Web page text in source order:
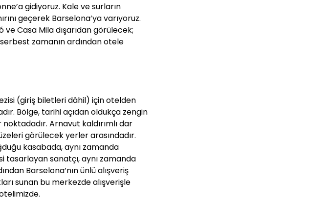
gidiyoruz. Kale ve surların
geçerek Barselona’ya varıyoruz.
Casa Mila dışarıdan görülecek;
zamanın ardından otele
(giriş biletleri dâhil) için otelden
Bölge, tarihi açıdan oldukça zengin
Arnavut kaldırımlı dar
görülecek yerler arasındadır.
kasabada, aynı zamanda
tasarlayan sanatçı, aynı zamanda
Barselona’nın ünlü alışveriş
sunan bu merkezde alışverişle